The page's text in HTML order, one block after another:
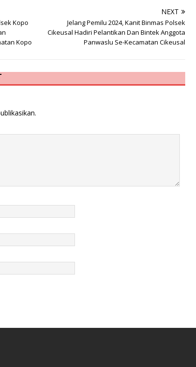
Kopo
Kopo
NEXT
Jelang Pemilu 2024, Kanit Binmas Polsek
Cikeusal Hadiri Pelantikan Dan Bintek Anggota
Panwaslu Se-Kecamatan Cikeusal